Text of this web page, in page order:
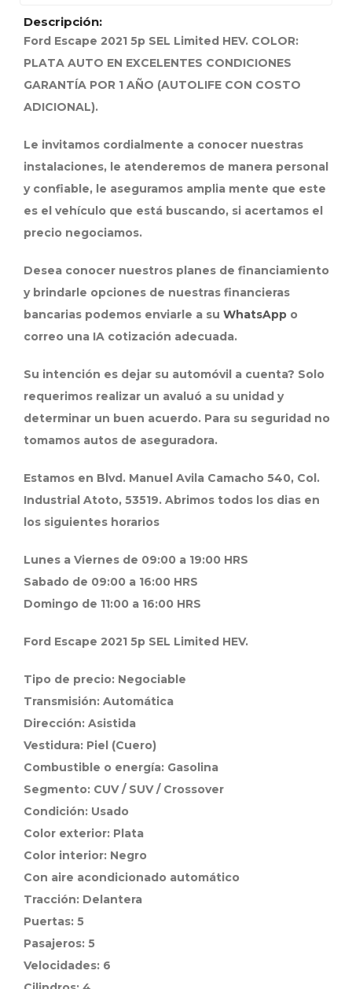
Descripción:
Ford Escape 2021 5p SEL Limited HEV. COLOR:
PLATA AUTO EN EXCELENTES CONDICIONES
GARANTÍA POR 1 AÑO (AUTOLIFE CON COSTO
ADICIONAL).
Le invitamos cordialmente a conocer nuestras
instalaciones, le atenderemos de manera personal
y confiable, le aseguramos amplia mente que este
es el vehículo que está buscando, si acertamos el
precio negociamos.
Desea conocer nuestros planes de financiamiento
y brindarle opciones de nuestras financieras
bancarias podemos enviarle a su WhatsApp o
correo una IA cotización adecuada.
Su intención es dejar su automóvil a cuenta? Solo
requerimos realizar un avaluó a su unidad y
determinar un buen acuerdo. Para su seguridad no
tomamos autos de aseguradora.
Estamos en Blvd. Manuel Avila Camacho 540, Col.
Industrial Atoto, 53519. Abrimos todos los dias en
los siguientes horarios
Lunes a Viernes de 09:00 a 19:00 HRS
Sabado de 09:00 a 16:00 HRS
Domingo de 11:00 a 16:00 HRS
Ford Escape 2021 5p SEL Limited HEV.
Tipo de precio: Negociable
Transmisión: Automática
Dirección: Asistida
Vestidura: Piel (Cuero)
Combustible o energía: Gasolina
Segmento: CUV / SUV / Crossover
Condición: Usado
Color exterior: Plata
Color interior: Negro
Con aire acondicionado automático
Tracción: Delantera
Puertas: 5
Pasajeros: 5
Velocidades: 6